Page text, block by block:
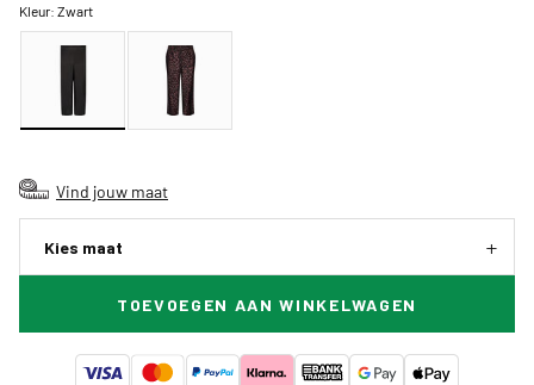
Kleur:Zwart
Vind jouw maat
Kies maat
TOEVOEGEN AAN WINKELWAGEN